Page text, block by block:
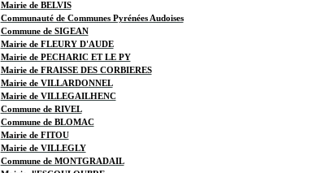
Mairie de BELVIS
Communauté de Communes Pyrénées Audoises
Commune de SIGEAN
Mairie de FLEURY D'AUDE
Mairie de PECHARIC ET LE PY
Mairie de FRAISSE DES CORBIERES
Mairie de VILLARDONNEL
Mairie de VILLEGAILHENC
Commune de RIVEL
Commune de BLOMAC
Mairie de FITOU
Mairie de VILLEGLY
Commune de MONTGRADAIL